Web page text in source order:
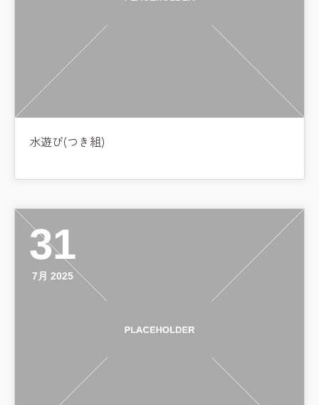
水遊び(つき組)
31
7月 2025